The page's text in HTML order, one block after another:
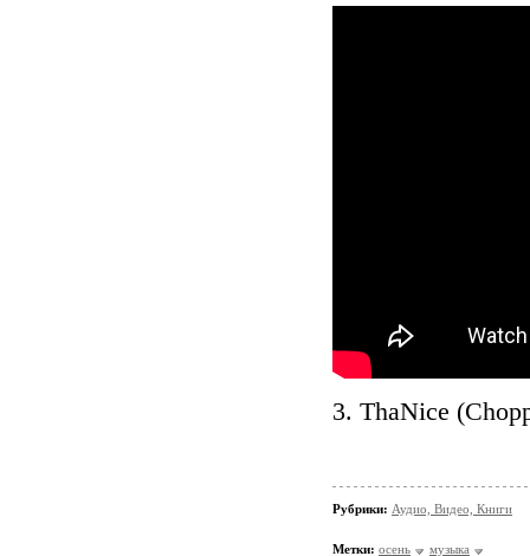
3. ThaNice
Рубрики: Аудио, Видео, Книги
Метки: осень музыка